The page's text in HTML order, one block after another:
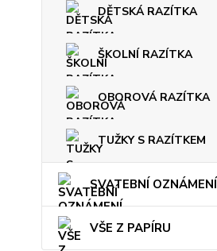
DĚTSKÁ RAZÍTKA
ŠKOLNÍ RAZÍTKA
OBOROVÁ RAZÍTKA
TUŽKY S RAZÍTKEM
SVATEBNÍ OZNÁMENÍ
VŠE Z PAPÍRU